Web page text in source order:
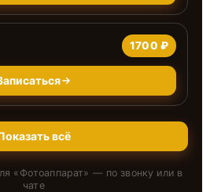
1700 ₽
всё
« Фотоаппарат» — по звонку или в
чате